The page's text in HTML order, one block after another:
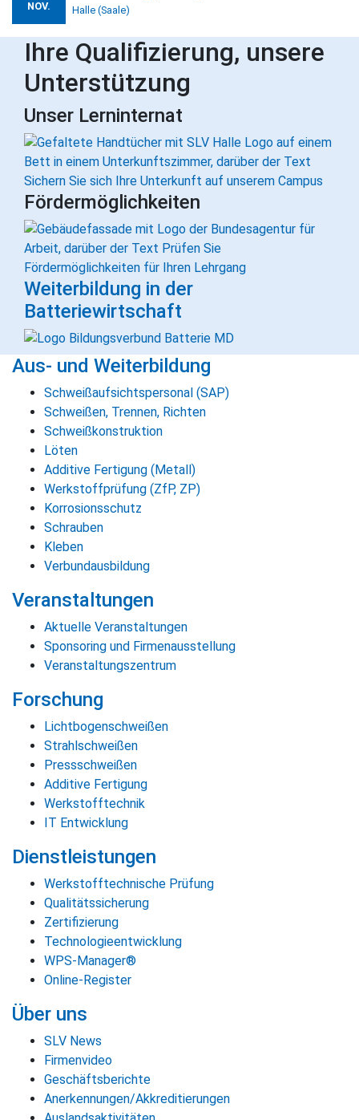
NOV.
Halle (Saale)
Ihre Qualifizierung, unsere
Unterstützung
Unser Lerninternat
Fördermöglichkeiten
Weiterbildung in der
Batteriewirtschaft
Aus- und Weiterbildung
Schweißaufsichtspersonal (SAP)
Schweißen, Trennen, Richten
Schweißkonstruktion
Löten
Additive Fertigung (Metall)
Werkstoffprüfung (ZfP, ZP)
Korrosionsschutz
Schrauben
Kleben
Verbundausbildung
Veranstaltungen
Aktuelle Veranstaltungen
Sponsoring und Firmenausstellung
Veranstaltungszentrum
Forschung
Lichtbogenschweißen
Strahlschweißen
Pressschweißen
Additive Fertigung
Werkstofftechnik
IT Entwicklung
Dienstleistungen
Werkstofftechnische Prüfung
Qualitätssicherung
Zertifizierung
Technologieentwicklung
WPS-Manager®
Online-Register
Über uns
SLV News
Firmenvideo
Geschäftsberichte
Anerkennungen/Akkreditierungen